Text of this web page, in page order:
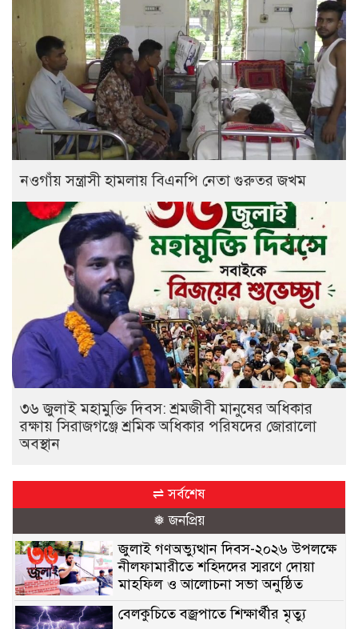
নওগাঁয় সন্ত্রাসী হামলায় বিএনপি নেতা গুরুতর জখম
৩৬ জুলাই মহামুক্তি দিবস: শ্রমজীবী মানুষের অধিকার
রক্ষায় সিরাজগঞ্জে শ্রমিক অধিকার পরিষদের জোরালো
অবস্থান
⇌ সর্বশেষ
❅ জনপ্রিয়
জুলাই গণঅভ্যুত্থান দিবস-২০২৬ উপলক্ষে
নীলফামারীতে শহিদদের স্মরণে দোয়া
মাহফিল ও আলোচনা সভা অনুষ্ঠিত
বেলকুচিতে বজ্রপাতে শিক্ষার্থীর মৃত্যু